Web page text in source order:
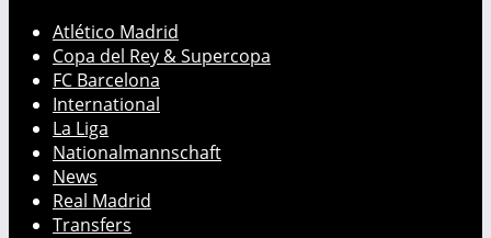
Atlético Madrid
Copa del Rey & Supercopa
FC Barcelona
International
La Liga
Nationalmannschaft
News
Real Madrid
Transfers